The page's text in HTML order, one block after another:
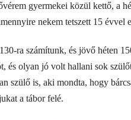
gyermekei közül kettő, a
nekem tetszett 15 évvel
ra számítunk, és jövő héten
és olyan jó volt hallani sok
szülő is, aki mondta, hogy
a tábor felé.